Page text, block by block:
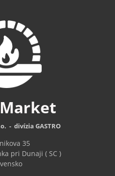
Market
- divízia GASTRO
35
pri Dunaji ( SC )